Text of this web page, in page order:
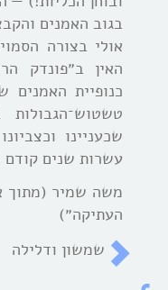
בגוב האמנים
אולי בצורה
האין ב״פונדק
כנופיית
שכעניינו
עשרות שנים קודם
משה שמיר (מתוך
העתיקה״)
שמשון ודלילה